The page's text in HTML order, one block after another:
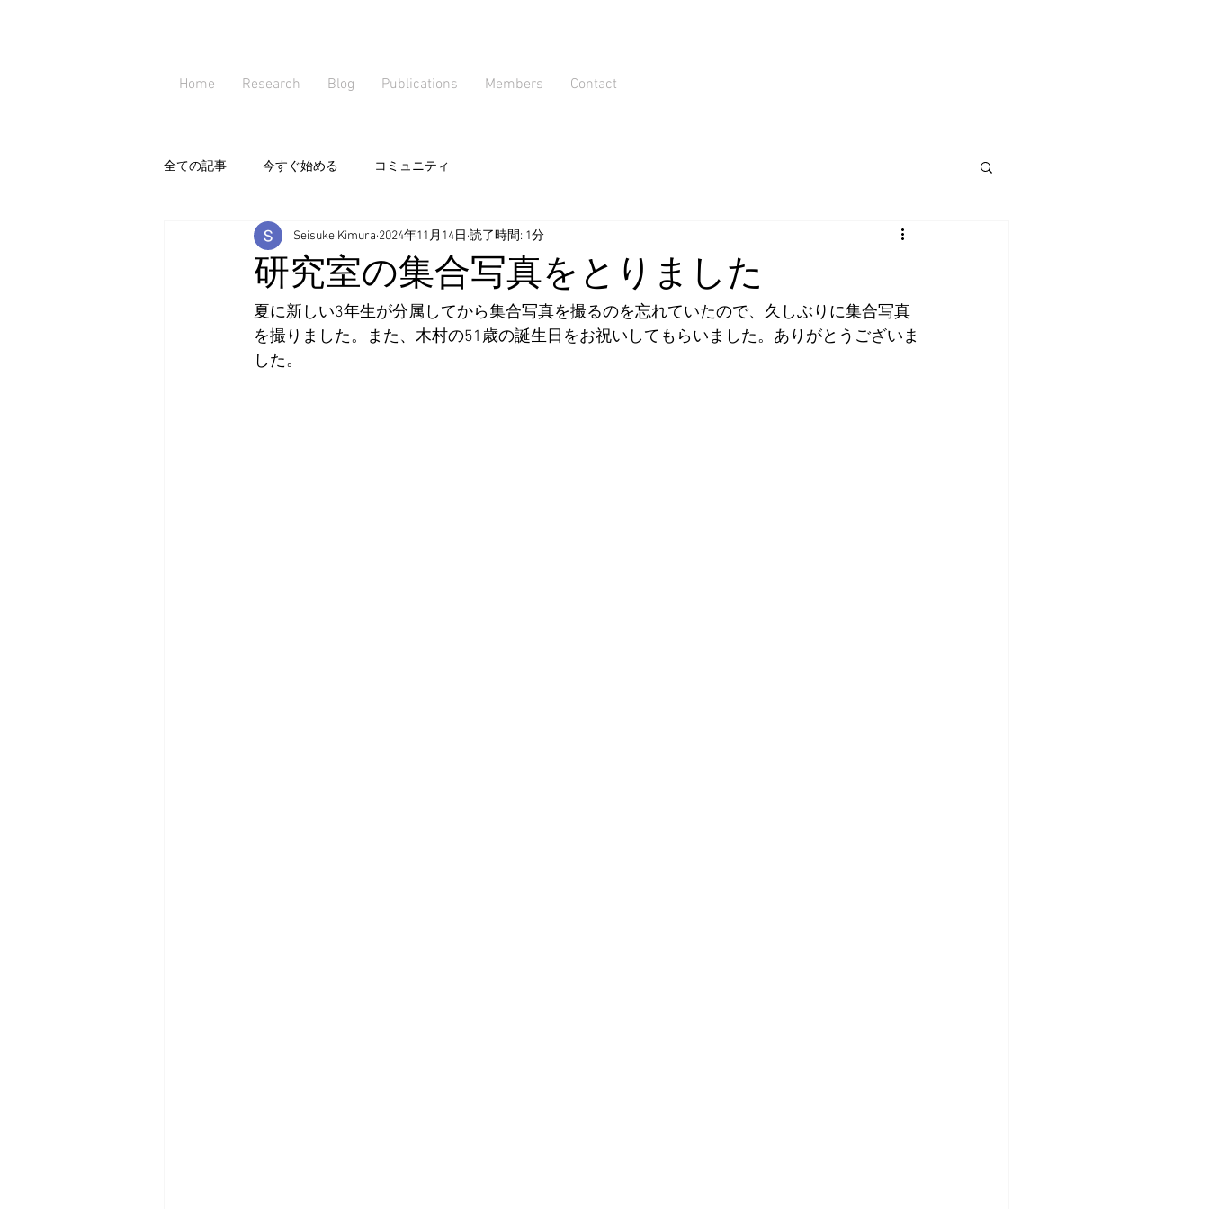
Home Research Blog Publications Members Contact
全ての記事 今すぐ始める コミュニティ
研究室の集合写真をとりました
Seisuke Kimura 2024年11月14日 読了時間: 1分
夏に新しい3年生が分属してから集合写真を撮るのを忘れていたので、久しぶりに集合写真
を撮りました。また、木村の51歳の誕生日をお祝いしてもらいました。ありがとうございま
した。